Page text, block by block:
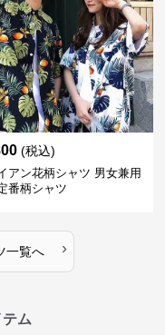
(税込)
アン花柄シャツ 男女兼用
番柄シャツ
一覧へ ›
ム